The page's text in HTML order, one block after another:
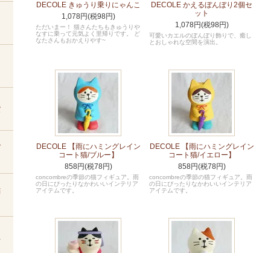
DECOLE きゅうり乗りにゃんこ
1,078円(税98円)
ただいまー！ 猫さんたちもきゅうりや
なすに乗って元気よく里帰りです。 ど
なたさんもおかえりやす~
DECOLE かえるぼんぼり2個セ
ット
1,078円(税98円)
可愛いカエルのぼんぼり飾りで、癒し
とおしゃれな空間を演出。
DECOLE 【雨にハミングレイン
コート猫/ブルー】
858円(税78円)
concombreの季節の猫フィギュア。雨
の日にぴったりなかわいいインテリア
アイテムです。
DECOLE 【雨にハミングレイン
コート猫/イエロー】
858円(税78円)
concombreの季節の猫フィギュア。雨
の日にぴったりなかわいいインテリア
アイテムです。